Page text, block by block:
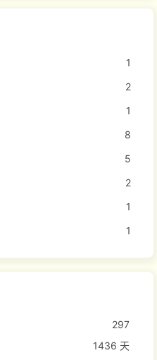
1
2
1
8
5
2
1
1
297
1436 天